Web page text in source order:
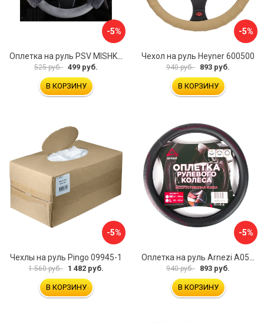
-5%
525 руб. 499 руб.
В КОРЗИНУ
-5%
Чехол на руль Heyner 600500
940 руб. 893 руб.
В КОРЗИНУ
-5%
Чехлы на руль Pingo 09945-1
1 560 руб. 1 482 руб.
В КОРЗИНУ
-5%
940 руб. 893 руб.
В КОРЗИНУ